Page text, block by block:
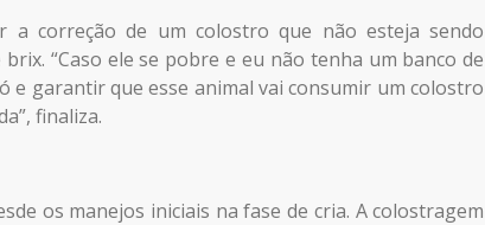
a correção de um colostro que não esteja sendo
“Caso ele se pobre e eu não tenha um banco de
garantir que esse animal vai consumir um colostro
finaliza.
os manejos iniciais na fase de cria. A colostragem